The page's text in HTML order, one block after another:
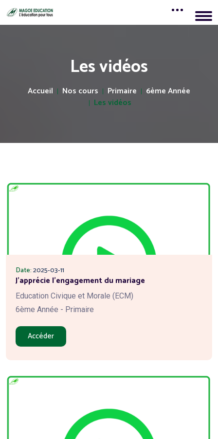
Les vidéos
Accueil Nos cours Primaire
6ème Année
Les vidéos
Date:2025-03-11
J'apprécie l'engagement du mariage
Education Civique et Morale (ECM)
6ème Année - Primaire
Accéder